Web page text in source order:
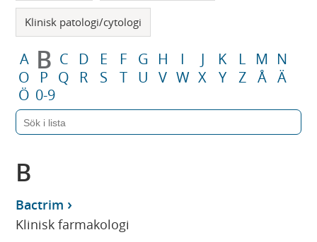
Klinisk patologi/cytologi
A B C D E F G H I J K L M N
O
P Q R S T U V W X Y Z Å Ä
Ö 0-9
B
Bactrim
Klinisk farmakologi